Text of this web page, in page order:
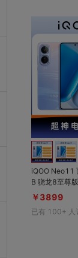
iQOO Neo11
B 骁龙8至尊版&电竞芯Q2；2K 144
Hz珠峰护眼
9满级防尘防
￥3899
已有 100+ 人